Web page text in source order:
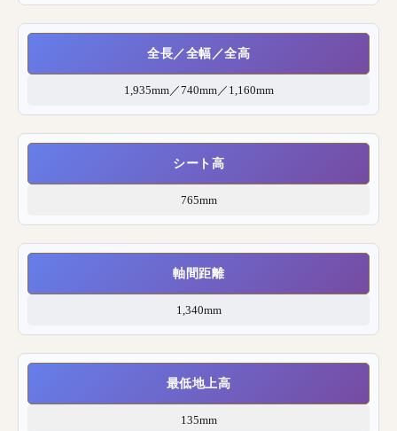
全長／全幅／全高
1,935mm／740mm／1,160mm
シート高
765mm
軸間距離
1,340mm
最低地上高
135mm